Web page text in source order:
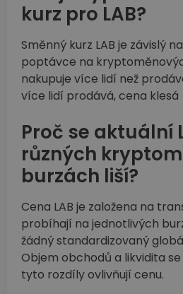
kurz pro LAB?
Směnný kurz LAB je závislý
poptávce na
nakupuje více lidí než
více lidí prodává, cena klesá
Proč se aktuální
různých
burzách liší?
Cena LAB je založena na
probíhají na jednotlivých
žádný standardizovaný
Objem obchodů a likvidita
tyto rozdíly ovlivňují cenu.